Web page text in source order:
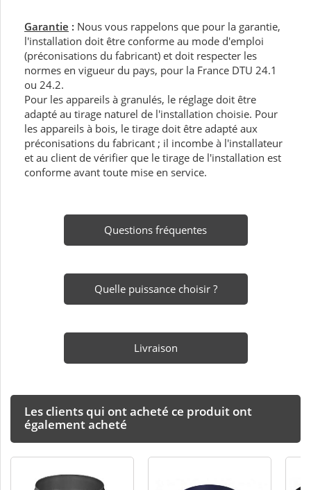
Garantie : Nous vous rappelons que pour la garantie,
l'installation doit être conforme au mode d'emploi
(préconisations du fabricant) et doit respecter les
normes en vigueur du pays, pour la France DTU 24.1
ou 24.2.
Pour les appareils à granulés, le réglage doit être
adapté au tirage naturel de l'installation choisie. Pour
les appareils à bois, le tirage doit être adapté aux
préconisations du fabricant ; il incombe à l'installateur
et au client de vérifier que le tirage de l'installation est
conforme avant toute mise en service.
Questions fréquentes
Quelle puissance choisir ?
Livraison
Les clients qui ont acheté ce produit ont
également acheté